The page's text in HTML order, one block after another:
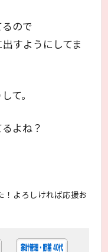
ので
すようにしてま
て。
よね？
！よろしければ応援お